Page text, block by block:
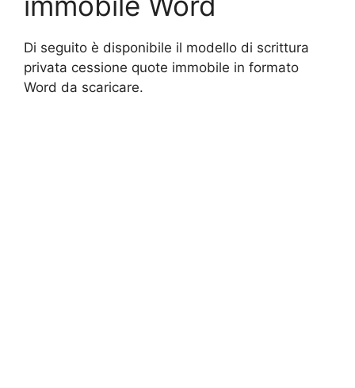
Di seguito è disponibile il modello di scrittura
privata cessione quote immobile in formato
Word da scaricare.